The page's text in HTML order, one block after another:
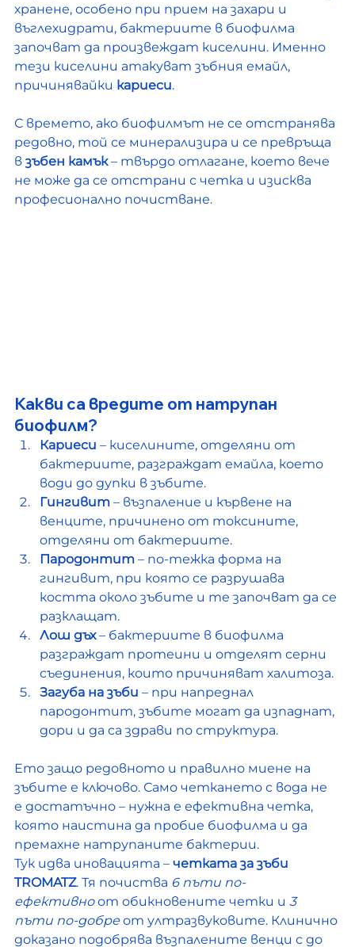
хранене, особено при прием на захари и
въглехидрати, бактериите в биофилма
започват да произвеждат киселини. Именно
тези киселини атакуват зъбния емайл,
причинявайки кариеси.
С времето, ако биофилмът не се отстранява
редовно, той се минерализира и се превръща
в зъбен камък – твърдо отлагане, което вече
не може да се отстрани с четка и изисква
професионално почистване.
Какви са вредите от натрупан
биофилм?
Кариеси – киселините, отделяни от
бактериите, разграждат емайла, което
води до дупки в зъбите.
Гингивит – възпаление и кървене на
венците, причинено от токсините,
отделяни от бактериите.
Пародонтит – по-тежка форма на
гингивит, при която се разрушава
костта около зъбите и те започват да се
разклащат.
Лош дъх – бактериите в биофилма
разграждат протеини и отделят серни
съединения, които причиняват халитоза.
Загуба на зъби – при напреднал
пародонтит, зъбите могат да изпаднат,
дори и да са здрави по структура.
Ето защо редовното и правилно миене на
зъбите е ключово. Само четкането с вода не
е достатъчно – нужна е ефективна четка,
която наистина да пробие биофилма и да
премахне натрупаните бактерии.
Тук идва иновацията – четката за зъби
TROMATZ. Тя почиства 6 пъти по-
ефективно от обикновените четки и 3
пъти по-добре от ултразвуковите. Клинично
доказано подобрява възпалените венци с до